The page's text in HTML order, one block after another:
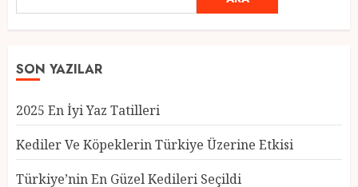
SON YAZILAR
2025 En İyi Yaz Tatilleri
Kediler Ve Köpeklerin Türkiye Üzerine Etkisi
Türkiye’nin En Güzel Kedileri Seçildi